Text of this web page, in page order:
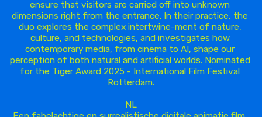
ensure that visitors are carried off into unknown
dimensions right from the entrance. In their practice, the
duo explores the complex intertwine-ment of nature,
culture, and technologies, and investigates how
contemporary media, from cinema to AI, shape our
perception of both natural and artificial worlds. Nominated
for the Tiger Award 2025 - International Film Festival
Rotterdam.
NL